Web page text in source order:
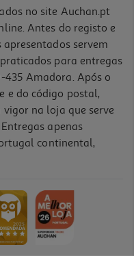
no site Auchan.pt
Antes do registo e
servem
para entregas
Amadora. Após o
e do código postal,
vigor na loja que serve
apenas
continental,